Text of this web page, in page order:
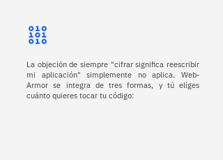
La objeción de siempre "cifrar significa reescribir
mi aplicación" simplemente no aplica. Web-
Armor se integra de tres formas, y tú eliges
cuánto quieres tocar tu código: